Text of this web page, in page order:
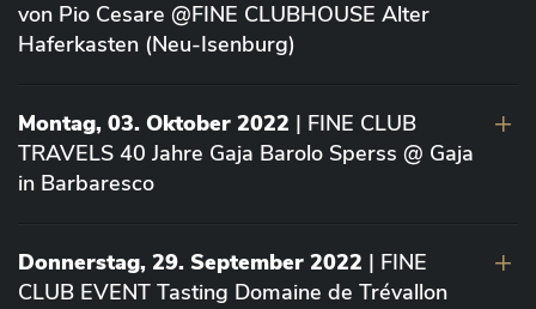
von Pio Cesare @FINE CLUBHOUSE Alter
Haferkasten (Neu-Isenburg)
Montag, 03. Oktober 2022 | FINE CLUB
TRAVELS 40 Jahre Gaja Barolo Sperss @ Gaja
in Barbaresco
Donnerstag, 29. September 2022 | FINE
CLUB EVENT Tasting Domaine de Trévallon